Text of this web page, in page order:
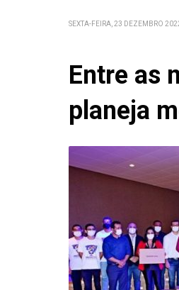
SEXTA-FEIRA, 23 DEZEMBRO
Entre as
planeja